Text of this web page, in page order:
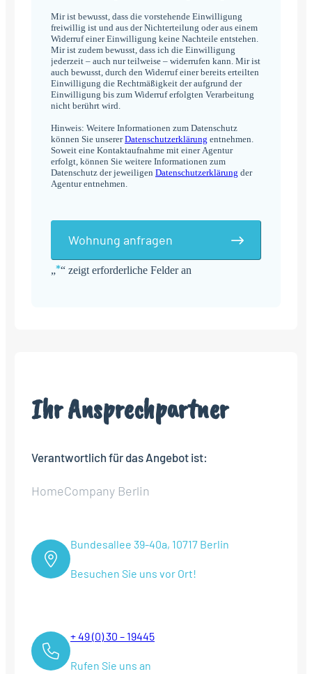
„*“ zeigt erforderliche Felder an
Mir ist bewusst, dass die vorstehende Einwilligung
freiwillig ist und aus der Nichterteilung oder aus einem
Widerruf einer Einwilligung keine Nachteile entstehen.
Mir ist zudem bewusst, dass ich die Einwilligung
jederzeit – auch nur teilweise – widerrufen kann. Mir ist
auch bewusst, durch den Widerruf einer bereits erteilten
Einwilligung die Rechtmäßigkeit der aufgrund der
Einwilligung bis zum Widerruf erfolgten Verarbeitung
nicht berührt wird.
Hinweis: Weitere Informationen zum Datenschutz
können Sie unsererDatenschutzerklärung entnehmen.
Soweit eine Kontaktaufnahme mit einer Agentur
erfolgt, können Sie weitere Informationen zum
Datenschutz der jeweiligen Datenschutzerklärung der
Agentur entnehmen.
Wohnung anfragen
Ihr Ansprechpartner
Verantwortlich für das Angebot ist:
HomeCompany Berlin
Bundesallee 39-40a, 10717 Berlin
Besuchen Sie uns vor Ort!
+ 49 (0) 30 – 19445
Rufen Sie uns an